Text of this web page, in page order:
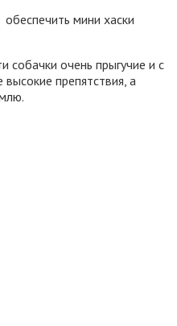
мини хаски
собачки очень прыгучие и с
препятствия, а